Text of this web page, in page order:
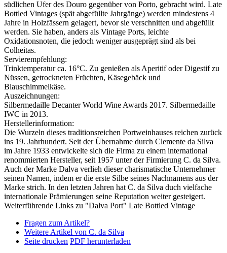
südlichen Ufer des Douro gegenüber von Porto, gebracht wird. Late
Bottled Vintages (spät abgefüllte Jahrgänge) werden mindestens 4
Jahre in Holzfässern gelagert, bevor sie verschnitten und abgefüllt
werden. Sie haben, anders als Vintage Ports, leichte
Oxidationsnoten, die jedoch weniger ausgeprägt sind als bei
Colheitas.
Servierempfehlung:
Trinktemperatur ca. 16°C. Zu genießen als Aperitif oder Digestif zu
Nüssen, getrockneten Früchten, Käsegebäck und
Blauschimmelkäse.
Auszeichnungen:
Silbermedaille Decanter World Wine Awards 2017. Silbermedaille
IWC in 2013.
Herstellerinformation:
Die Wurzeln dieses traditionsreichen Portweinhauses reichen zurück
ins 19. Jahrhundert. Seit der Übernahme durch Clemente da Silva
im Jahre 1933 entwickelte sich die Firma zu einem international
renommierten Hersteller, seit 1957 unter der Firmierung C. da Silva.
Auch der Marke Dalva verlieh dieser charismatische Unternehmer
seinen Namen, indem er die erste Silbe seines Nachnamens aus der
Marke strich. In den letzten Jahren hat C. da Silva duch vielfache
internationale Prämierungen seine Reputation weiter gesteigert.
Weiterführende Links zu "Dalva Port" Late Bottled Vintage
Fragen zum Artikel?
Weitere Artikel von C. da Silva
Seite drucken PDF herunterladen